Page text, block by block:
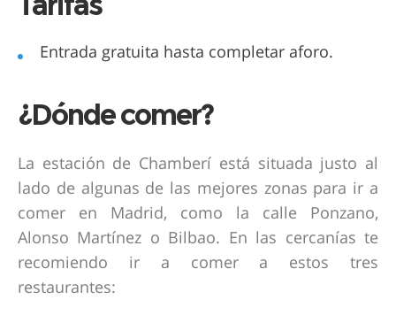
Entrada gratuita hasta completar aforo.
¿Dónde comer?
La estación de Chamberí está situada justo al
lado de algunas de las mejores zonas para ir a
comer en Madrid, como la calle Ponzano,
Alonso Martínez o Bilbao. En las cercanías te
recomiendo ir a comer a estos tres
restaurantes: